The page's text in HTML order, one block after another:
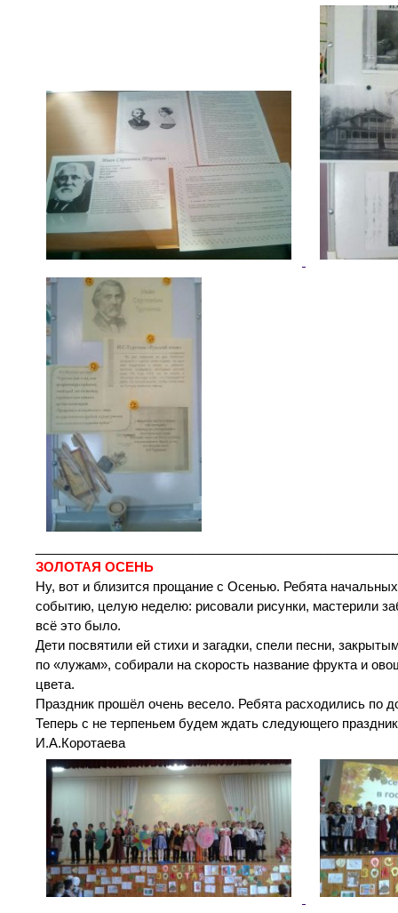
ЗОЛОТАЯ ОСЕНЬ
Ну, вот и близится прощание с Осенью. Ребята
событию, целую неделю: рисовали рисунки, мастерили
всё это было.
Дети посвятили ей стихи и загадки, спели песни,
по «лужам», собирали на скорость название фрукта и
цвета.
Праздник прошёл очень весело. Ребята расходились по
Теперь с не терпеньем будем ждать следующего
И.А.Коротаева